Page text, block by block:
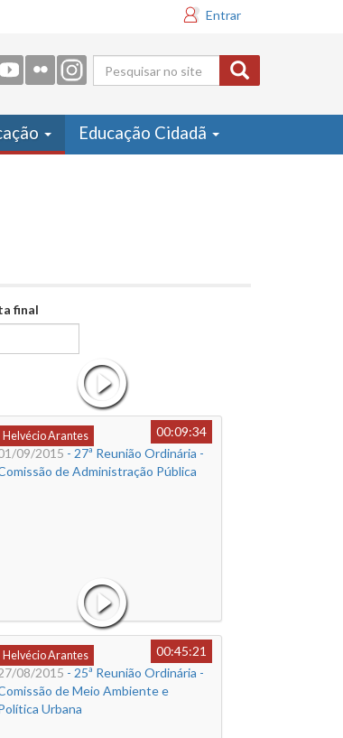
Entrar
Formulário
de busca
Educação Cidadã
final
Helvécio Arantes
00:09:34
09/2015 - 27ª Reunião Ordinária -
de Administração Pública
Helvécio Arantes
00:45:21
08/2015 - 25ª Reunião Ordinária -
de Meio Ambiente e
Urbana